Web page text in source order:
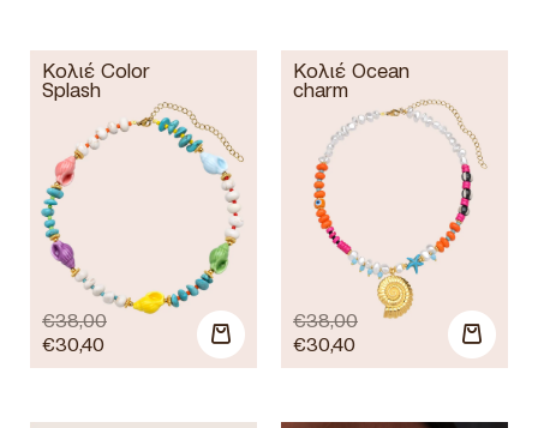
Κολιέ Color
Splash
€38,00
€30,40
Κολιέ Ocean
charm
€38,00
€30,40